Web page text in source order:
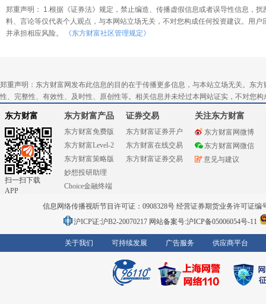
郑重声明： 1.根据《证券法》规定，禁止编造、传播虚假信息或者误导性信息，
料、言论等仅代表个人观点，与本网站立场无关，不对您构成任何投资建议。用
并承担相应风险。
《东方财富社区管理规定》
郑重声明：东方财富网发布此信息的目的在于传播更多信息，与本站立场无关。东
性、完整性、有效性、及时性、原创性等。相关信息并未经过本网站证实，不对您
东方财富
扫一扫下载
APP
东方财富产品
东方财富免费版
东方财富Level-2
东方财富策略版
妙想投研助理
Choice金融终端
证券交易
东方财富证券开户
东方财富在线交易
东方财富证券交易
关注东方财富
东方财富网微博
东方财富网微信
意见与建议
信息网络传播视听节目许可证：0908328号 经营证券期货业务许可证编
沪ICP证:沪B2-20070217 网站备案号:沪ICP备05006054号-11
关于我们 可持续发展 广告服务 供应商平台